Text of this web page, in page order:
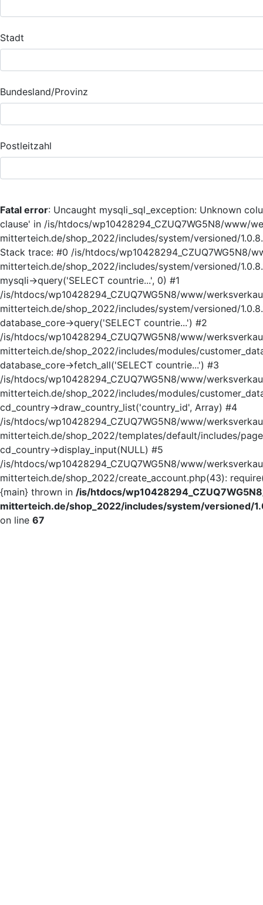
Stadt
Bundesland/Provinz
Postleitzahl
Fatal error: Uncaught mysqli_sql_exception: Unknown
clause' in /is/htdocs/wp10428294_CZUQ7WG5N8/www/
mitterteich.de/shop_2022/includes/system/versioned/
Stack trace: #0 /is/htdocs/wp10428294_CZUQ7WG5N8/
mitterteich.de/shop_2022/includes/system/versioned/
mysqli->query('SELECT countrie...', 0) #1
/is/htdocs/wp10428294_CZUQ7WG5N8/www/
mitterteich.de/shop_2022/includes/system/versioned/
database_core->query('SELECT countrie...') #2
/is/htdocs/wp10428294_CZUQ7WG5N8/www/
mitterteich.de/shop_2022/includes/modules/
database_core->fetch_all('SELECT countrie...') #3
/is/htdocs/wp10428294_CZUQ7WG5N8/www/
mitterteich.de/shop_2022/includes/modules/
cd_country->draw_country_list('country_id', Array) #4
/is/htdocs/wp10428294_CZUQ7WG5N8/www/
mitterteich.de/shop_2022/templates/default/includes/
cd_country->display_input(NULL) #5
/is/htdocs/wp10428294_CZUQ7WG5N8/www/
mitterteich.de/shop_2022/create_account.php(43):
{main} thrown in /is/htdocs/
mitterteich.de/shop_2022/includes/system/versioned/
on line 67